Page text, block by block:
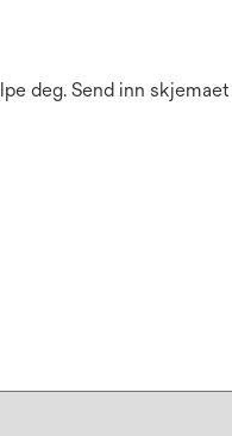
deg. Send inn